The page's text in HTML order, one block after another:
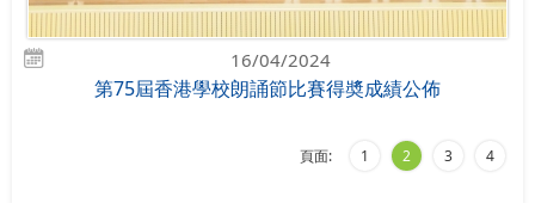
16/04/2024
第75屆香港學校朗誦節比賽得奬成績公佈
頁面: 1 2 3 4